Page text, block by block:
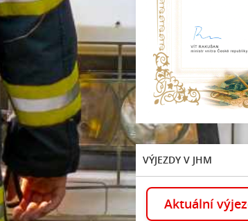
VÝJEZDY V JHM
Aktuální